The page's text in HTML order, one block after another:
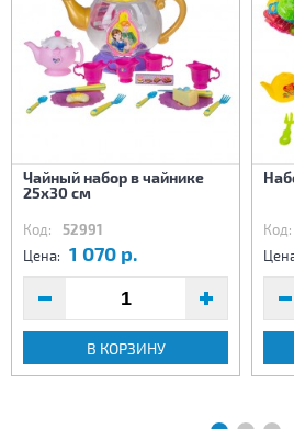
Чайный набор в чайнике
25х30 см
Код: 52991
Цена: 1 070 р.
В КОРЗИНУ
Код: